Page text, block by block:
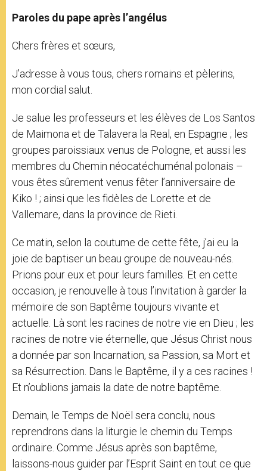
Paroles du pape après l’angélus
Chers frères et sœurs,
J’adresse à vous tous, chers romains et pèlerins,
mon cordial salut.
Je salue les professeurs et les élèves de Los Santos
de Maimona et de Talavera la Real, en Espagne ; les
groupes paroissiaux venus de Pologne, et aussi les
membres du Chemin néocatéchuménal polonais –
vous êtes sûrement venus fêter l’anniversaire de
Kiko ! ; ainsi que les fidèles de Lorette et de
Vallemare, dans la province de Rieti.
Ce matin, selon la coutume de cette fête, j’ai eu la
joie de baptiser un beau groupe de nouveau-nés.
Prions pour eux et pour leurs familles. Et en cette
occasion, je renouvelle à tous l’invitation à garder la
mémoire de son Baptême toujours vivante et
actuelle. Là sont les racines de notre vie en Dieu ; les
racines de notre vie éternelle, que Jésus Christ nous
a donnée par son Incarnation, sa Passion, sa Mort et
sa Résurrection. Dans le Baptême, il y a ces racines !
Et n’oublions jamais la date de notre baptême.
Demain, le Temps de Noël sera conclu, nous
reprendrons dans la liturgie le chemin du Temps
ordinaire. Comme Jésus après son baptême,
laissons-nous guider par l’Esprit Saint en tout ce que